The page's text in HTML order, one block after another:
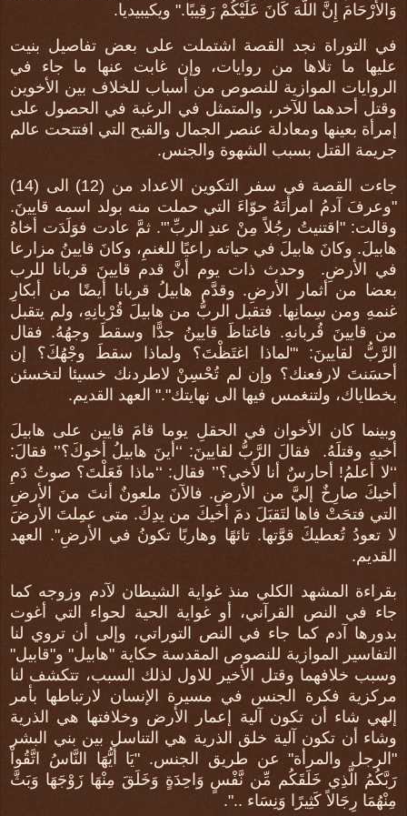
وَالأَرْحَامَ إِنَّ اللّهَ كَانَ عَلَيْكُمْ رَقِيبًا." ويكيبيديا.
في التوراة نجد القصة اشتملت على بعض تفاصيل بنيت
عليها ما تلاها من روايات، وإن غابت عنها ما جاء في
الروايات الموازية للنصوص من أسباب للخلاف بين الأخوين
وقتل أحدهما للآخر، والمتمثل في الرغبة في الحصول على
إمرأة بعينها ومعادلة عنصر الجمال والقبح التي افتتحت عالم
جريمة القتل بسبب الشهوة والجنس.
جاءت القصة في سفر التكوين الاعداد من (12) الى (14)
"وعرفَ آدمُ امرأتَهُ حوّاءَ التي حملت منه بولد اسمه قايينَ.
وقالت: "اقتنيتُ رجُلاً مِنْ عندِ الربِّ’". ثمَّ عادت فوَلَدَت أخاهُ
هابيلَ. وكانَ هابيلَ في حياته راعيًا للغنمِ، وكانَ قايينُ مزارعا
في الأرضِ. وحدث ذات يوم أنَّ قدم قايينَ قربانا للرب
بعضا من أثمار الأرضِ. وقدَّم هابيلُ قربانا أيضًا من أبكارِ
غنمهِ ومن سِمانِها. فتقبل الربُّ من هابيلَ قُرْبانِهِ، ولم يتقبل
من قايينَ قُربانهِ. فاغتاظَ قايينُ جدًّا وسقطَ وجهُهُ. فقال
الرَّبُّ لقايينَ: ‘"لماذا اغتَظْتَ؟ ولماذا سقطَ وجْهُكَ؟ إن
أحسَنتَ لارفعنك؟ وإن لم تُحْسِنْ لاطردنك خسيئا لتخسئن
بخطاياك، ولتنغمس فيها الى نهايتك"." العهد القديم.
وبينما كان الأخوان في الحقلِ يوما قامَ قايين على هابيلَ
أخيهِ وقتلَهُ. فقالَ الرَّبُّ لقايينَ: ‘‘أينَ هابيلُ أخوكَ؟’’ فقالَ:
‘‘لا أعلمُ! أحارسٌ أنا لأخي؟’’ فقال: ‘‘ماذا فَعَلْتَ؟ صوتُ دَمِ
أخيكَ صارِخٌ إليَّ من الأرضِ. فالآنَ ملعونٌ أنتَ منَ الأرضِ
التي فتحَتْ فاها لتَقبَلَ دمَ أخيكَ من يدِكَ. متى عمِلتَ الأرضَ
لا تعودُ تُعطيكَ قوَّتها. تائهًا وهاربًا تكونُ في الأرضِ". العهد
القديم.
بقراءة المشهد الكلي منذ غواية الشيطان لآدم وزوجه كما
جاء في النص القرآني، أو غواية الحية لحواء التي أغوت
بدورها آدم كما جاء في النص التوراتي، وإلى أن تروي لنا
التفاسير الموازية للنصوص المقدسة حكاية "هابيل" و"قابيل"
وسبب خلافهما وقتل الأخير للاول لذلك السبب، تتكشف لنا
مركزية فكرة الجنس في مسيرة الإنسان لارتباطها بأمر
إلهي شاء أن تكون آلية إعمار الأرض وخلافتها هي الذرية
وشاء أن تكون آلية خلق الذرية هي التناسل بين بني البشر
"الرجل والمرأة" عن طريق الجنس. "يَا أَيُّهَا النَّاسُ اتَّقُواْ
رَبَّكُمُ الَّذِي خَلَقَكُم مِّن نَّفْسٍ وَاحِدَةٍ وَخَلَقَ مِنْهَا زَوْجَهَا وَبَثَّ
مِنْهُمَا رِجَالاً كَثِيرًا وَنِسَاء ..".